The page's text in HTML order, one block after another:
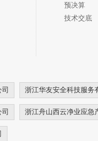
预决算
技术交底
浙江华友安全科技服务
浙江舟山西云净业应急